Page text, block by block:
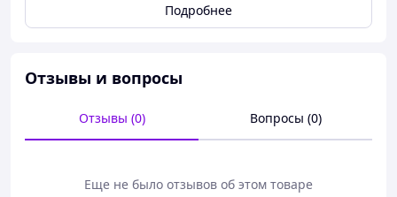
Подробнее
Отзывы и вопросы
Отзывы (0) Вопросы (0)
Еще не было отзывов об этом товаре